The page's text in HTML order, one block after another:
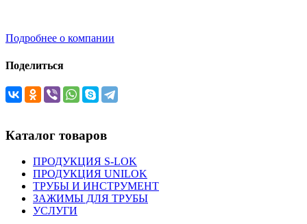
Подробнее о компании
Поделиться
Каталог товаров
ПРОДУКЦИЯ S-LOK
ПРОДУКЦИЯ UNILOK
ТРУБЫ И ИНСТРУМЕНТ
ЗАЖИМЫ ДЛЯ ТРУБЫ
УСЛУГИ